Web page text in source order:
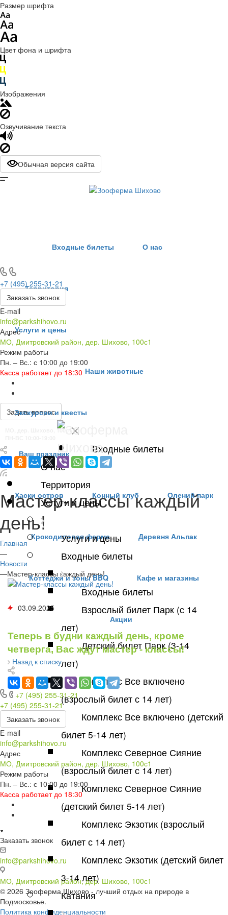
Размер шрифта
Цвет фона и шрифта
Изображения
Озвучивание текста
Обычная версия сайта
Входные билеты О нас
Территория
Услуги и цены
Наши животные
Экскурсии и квесты
Ваш праздник
Хаски остров Конный клуб Олений парк
Крокодиловая ферма Деревня Альпак
Коттеджи и зоны BBQ Кафе и магазины
Акции
+7 (495) 255-31-21
Заказать звонок
E-mail
info@parkshihovo.ru
Адрес
МО, Дмитровский район, дер. Шихово, 100с1
Режим работы
Пн. – Вс.: с 10:00 до 19:00
Касса работает до 18:30
Задать вопрос
МО, дер. Шихово, 100с1
Входные билеты
О нас
Территория
Услуги и цены
Услуги и цены
Входные билеты
Входные билеты
Взрослый билет Парк (с 14
лет)
Детский билет Парк (3-14
лет)
Комплекс Все включено
(взрослый билет с 14 лет)
Комплекс Все включено (детский
билет 5-14 лет)
Комплекс Северное Сияние
(взрослый билет с 14 лет)
Комплекс Северное Сияние
(детский билет 5-14 лет)
Комплекс Экзотик (взрослый
билет с 14 лет)
Комплекс Экзотик (детский билет
3-14 лет)
Катания
Мастер-классы каждый
день!
Главная
—
Новости
—Мастер-классы каждый день!
03.09.2025
Теперь в будни каждый день, кроме
четверга, Вас ждут мастер - классы!
Назад к списку
+7 (495) 255-31-21
+7 (495) 255-31-21
Заказать звонок
E-mail
info@parkshihovo.ru
Адрес
МО, Дмитровский район, дер. Шихово, 100с1
Режим работы
Пн. – Вс.: с 10:00 до 19:00
Касса работает до 18:30
Заказать звонок
info@parkshihovo.ru
МО, Дмитровский район, дер. Шихово, 100с1
© 2026 Зооферма Шихово - лучший отдых на природе в
Подмосковье.
Политика конфиденциальности